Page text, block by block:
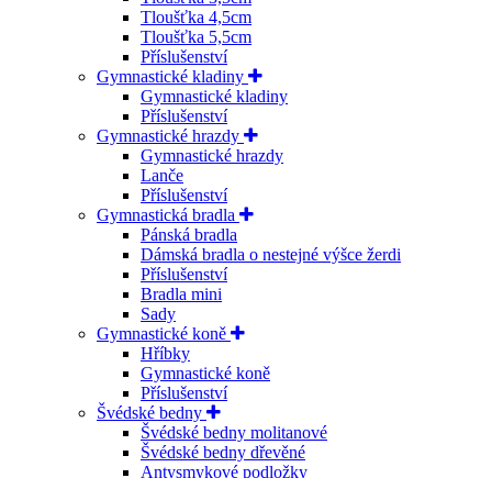
Tloušťka 4,5cm
Tloušťka 5,5cm
Příslušenství
Gymnastické kladiny
Gymnastické kladiny
Příslušenství
Gymnastické hrazdy
Gymnastické hrazdy
Lanče
Příslušenství
Gymnastická bradla
Pánská bradla
Dámská bradla o nestejné výšce žerdi
Příslušenství
Bradla mini
Sady
Gymnastické koně
Hříbky
Gymnastické koně
Příslušenství
Švédské bedny
Švédské bedny molitanové
Švédské bedny dřevěné
Antysmykové podložky